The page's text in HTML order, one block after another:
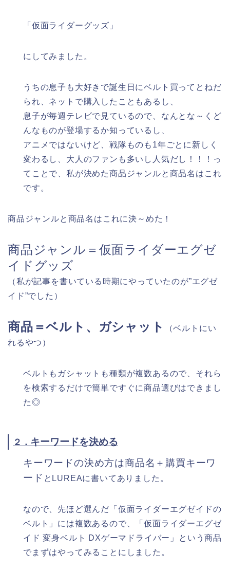
「仮面ライダーグッズ」
にしてみました。
うちの息子も大好きで誕生日にベルト買ってとねだ
られ、ネットで購入したこともあるし、
息子が毎週テレビで見ているので、なんとな～くど
んなものが登場するか知っているし、
アニメではないけど、戦隊ものも1年ごとに新しく
変わるし、大人のファンも多いし人気だし！！！っ
てことで、私が決めた商品ジャンルと商品名はこれ
です。
商品ジャンルと商品名はこれに決～めた！
商品ジャンル＝仮面ライダーエグゼ
イドグッズ
（私が記事を書いている時期にやっていたのが”エグゼ
イド”でした）
商品＝ベルト、ガシャット
（ベルトにい
れるやつ）
ベルトもガシャットも種類が複数あるので、それら
を検索するだけで簡単ですぐに商品選びはできまし
た◎
２． キーワードを決める
キーワードの決め方は商品名＋購買キーワ
ード とLUREAに書いてありました。
なので、先ほど選んだ「仮面ライダーエグゼイドの
ベルト」には複数あるので、「仮面ライダーエグゼ
イド 変身ベルト DXゲーマドライバー」という商品
でまずはやってみることにしました。